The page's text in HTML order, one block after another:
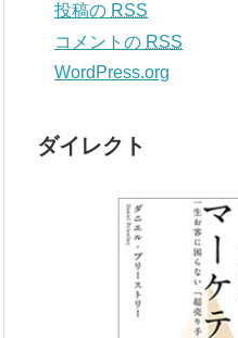
投稿の RSS
コメントの RSS
WordPress.org
ダイレクト